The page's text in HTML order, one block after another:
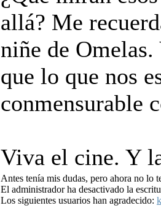
allá? Me
niñe de
que lo que nos
conmensurable
Viva el cine. Y
Antes tenía mis dudas, pero ahora no lo
El administrador ha desactivado la
Los siguientes usuarios han agradecido: